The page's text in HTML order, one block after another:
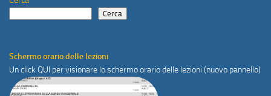
Cerca
Schermo orario delle lezioni
Un click QUI per visionare lo schermo orario delle lezioni (nuovo pannello)